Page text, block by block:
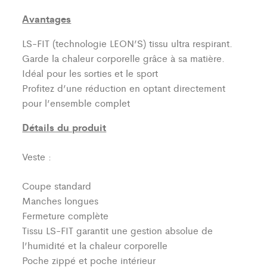
Avantages
LS-FIT (technologie LEON’S)tissu ultra respirant.
Garde la chaleur corporelle grâce à sa matière.
Idéal pour les sorties et le sport
Profitez d’une réduction en optant directement
pour l’ensemble complet
Détails du produit
Veste :
Coupe standard
Manches longues
Fermeture complète
Tissu LS-FIT garantit une gestion absolue de
l’humidité et la chaleur corporelle
Poche zippé et poche intérieur